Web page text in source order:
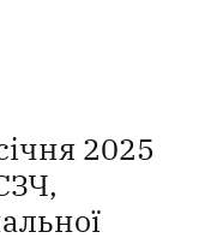
2025